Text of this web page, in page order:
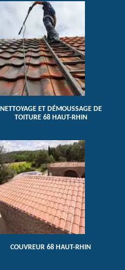
NETTOYAGE ET DÉMOUSSAGE DE
TOITURE 68 HAUT-RHIN
COUVREUR 68 HAUT-RHIN